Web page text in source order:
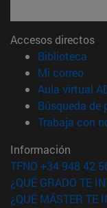
Accesos directos
Biblioteca
Mi correo
Aula virtual
Búsqueda de
Trabaja con
Información
TFNO +34 948 42
¿QUÉ GRADO TE
¿QUÉ MÁSTER TE